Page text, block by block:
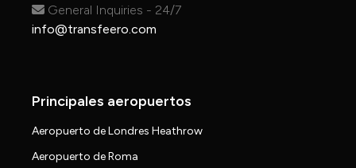
General Inquiries - 24/7
info@transfeero.com
Principales aeropuertos
Aeropuerto de Londres Heathrow
Aeropuerto de Roma